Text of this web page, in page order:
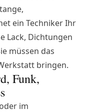
ein Techniker Ihr
Lack, Dichtungen
müssen das
bringen.
Funk,
im